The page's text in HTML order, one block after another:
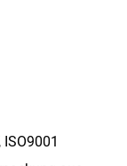
ISO9001